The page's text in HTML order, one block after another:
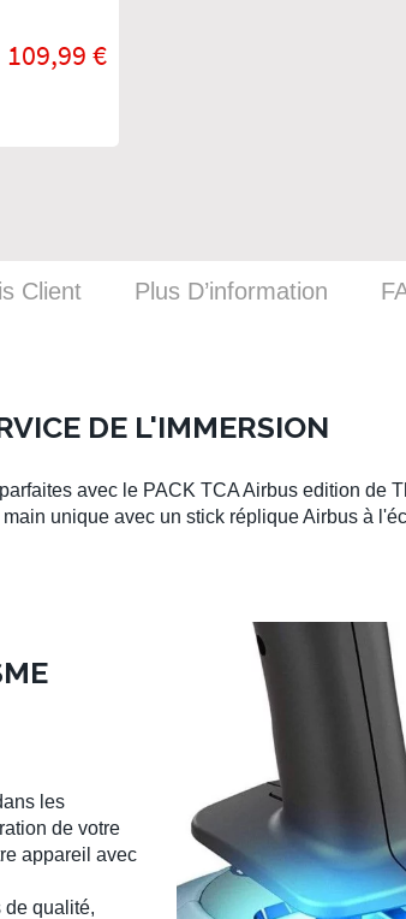
109,99 €
DE L'IMMERSION
avec le PACK TCA Airbus edition de
unique avec un stick réplique Airbus à
les
de votre
appareil avec
de qualité,
Client Plus D’information